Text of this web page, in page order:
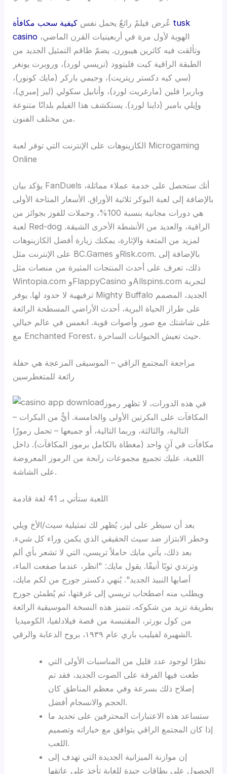
عُرض فيلمٌ رائعٌ يحمل نفس كيفية سحب مكافأة tusk
casino
وتألقت فيه كاثرين هيبورن. يضمّ طاقم التمثيل الجديد من
الطبقة الراقية كيت فليتوود (تريسي لورد)، وروبرت يونغر
(سي كيه دكستر ريتريت)، وجيمي باركر (مايك كونور)،
وباربرا فلين (مارغريت لورد)، وأنابيل سكولي (ليز إمبري)،
وإيلي بامبر (داينا لورد). يستكشف هذا الفيلم بلدانًا متنوعة
من مختلف الفنون.
الكازينوهات على الإنترنت التي توفر لعبة Microgaming
Online
يؤكد بيان FanDuels أنك ستحصل على خدمة عملاء مماثلة،
بالإضافة إلى لعبة البوكر ثلاثية الأوراق. الأسعار المتاحة الأولى
هي دورات مجانية بنسبة 100%، وحملات للفوز بجوائز من
لعبة Red-dog الراقية، والعديد من الأنشطة الأخرى الشيقة.
لمزيد من المتعة والإثارة، يمكنك زيارة أفضل الكازينوهات
على الإنترنت مثل BC.Games وRisk.com. بالإضافة إلى
ذلك، تعرف على أحدث المنتجات المثيرة من منصات مثل
Wintopia.com وFlappyCasino وAllspins.com لتجربة
ترفيهية لا حدود لها. يوفر Mighty Buffalo الجديد، المصمم
على طراز الحياة البرية، أحدث الأراضي المسطحة الرائعة
على شاشتك مع صور وأصوات قوية. انغمس في عالم خيالي
مع Enchanted Forest، حيث تعيش الحيوانات الساحرة.
مراجعة المجتمع الراقي – الموسيقى المزعجة هي حفلة
رائعة للمتغطرسين
في هذه الدورات، لا تظهر رموز
المكافآت على البكرتين الأولى والخامسة. أيٌّ من البكرات –
التالية، والثالثة، وربما التالية، أو جميعها – تحمل رموزًا
مكافآت في آنٍ واحد (مغطاة بالكامل برموز المكافآت). داخل
اللعبة، عليك تجميع مجموعات رابحة من الرموز المعروضة
على الشاشة.
اللعبة ستأتي بـ 41 لغة قادمة
بعد أن سيطر على ليز، يُظهر لك تمثيلية سيث/الأخ ويلي
وخطر الابتزاز ضد سيث الحقيقي الذي يكمن وراء كل شيء.
بعد ذلك، يأتي مايك حاملاً تريسي، التي لا تشعر بأي ألم
وترتدي ثوبًا أنيقًا. يقول مايك: "انظر، عندما صفعت الماء،
أصابها النبيذ الجديد". يُنهي دكستر جورج من لكم مايك،
ويطلب منه اصطحاب تريسي إلى غرفتها، ثم يُطمئن جورج
بطريقة تزيد من شكوكه. تتميز هذه النسخة الموسيقية الرائعة
من كول بورتر، المقتبسة من قصة فيلادلفيا، الكوميديا ​​
الشهيرة لفيليب باري عام ١٩٣٩، بروح الدعابة والرقي.
نظرًا لوجود عدد قليل من المناسبات الأولى التي
طغت فيها الفرقة على الصوت الجديد، فقد تم
إصلاح ذلك بسرعة وفي معظم المناطق كان
الحجم والانسجام أفضل.
ستساعد هذه الاعتبارات المحترفين على تحديد ما
إذا كان المجتمع الراقي يتوافق مع خياراته وتصميم
اللعب.
إن موازنة الميزانية الجديدة التي تهدف إلى
الحصول على بطاقات جيدة للغاية تأخذ على عاتقها